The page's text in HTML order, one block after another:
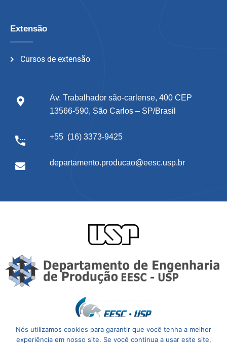
Extensão
Cursos de extensão
Av. Trabalhador são-carlense, 400 CEP
13566-590, São Carlos – SP/Brasil
+55 (16) 3373-9425
departamento.producao@eesc.usp.br
Nós utilizamos cookies para garantir que você tenha a melhor
experiência em nosso site. Se você continua a usar este site,